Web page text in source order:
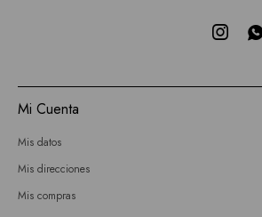

Mi Cuenta
Mis datos
Mis direcciones
Mis compras